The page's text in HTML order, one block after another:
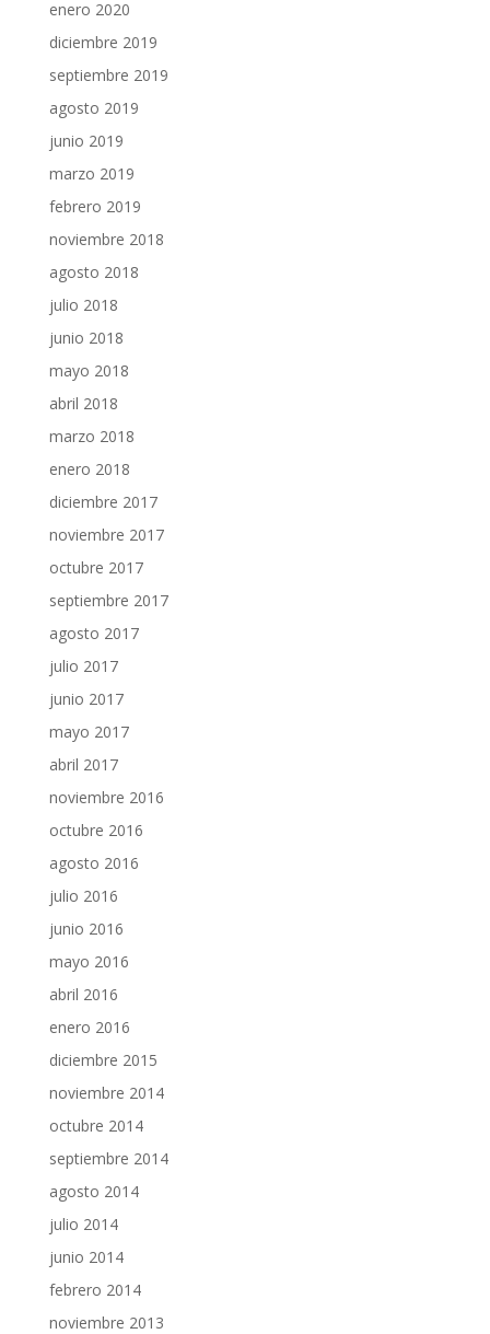
enero 2020
diciembre 2019
septiembre 2019
agosto 2019
junio 2019
marzo 2019
febrero 2019
noviembre 2018
agosto 2018
julio 2018
junio 2018
mayo 2018
abril 2018
marzo 2018
enero 2018
diciembre 2017
noviembre 2017
octubre 2017
septiembre 2017
agosto 2017
julio 2017
junio 2017
mayo 2017
abril 2017
noviembre 2016
octubre 2016
agosto 2016
julio 2016
junio 2016
mayo 2016
abril 2016
enero 2016
diciembre 2015
noviembre 2014
octubre 2014
septiembre 2014
agosto 2014
julio 2014
junio 2014
febrero 2014
noviembre 2013